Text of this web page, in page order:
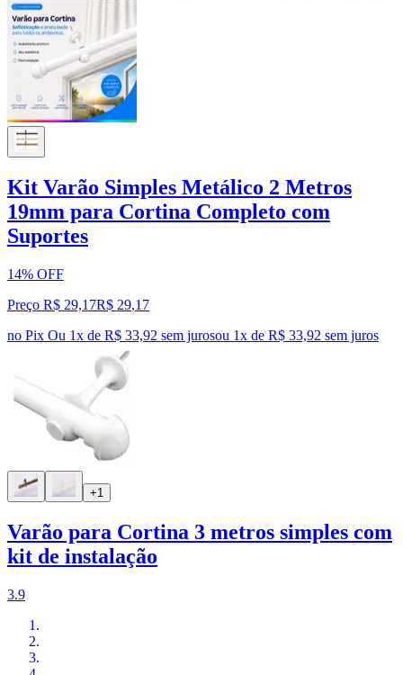
Kit Varão Simples Metálico 2 Metros
19mm para Cortina Completo com
Suportes
14% OFF
Preço R$ 29,17R$ 29,17
no Pix Ou 1x de R$ 33,92 sem jurosou 1x de R$ 33,92 sem juros
+1
Varão para Cortina 3 metros simples com
kit de instalação
3.9